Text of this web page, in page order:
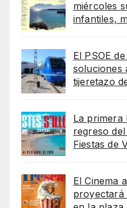
miércoles
infantiles,
El PSOE
soluciones
tijeretazo
La primera
regreso
Fiestas de
El Cinema
proyectará